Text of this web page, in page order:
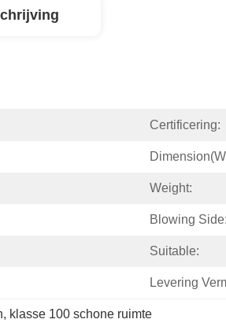
Certificering:
Weight:
Blowing Side:
Suitable:
Levering
, klasse 100 schone ruimte